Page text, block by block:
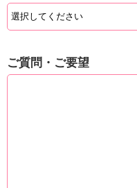
ご質問・ご要望